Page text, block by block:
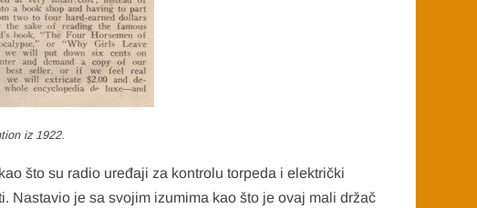
iz 1922.
što su radio uređaji za kontrolu torpeda i električki
Nastavio je sa svojim izumima kao što je ovaj mali držač